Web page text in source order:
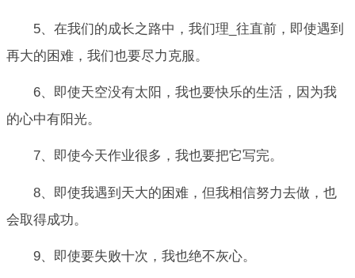
5、在我们的成长之路中，我们理_往直前，即使遇到
再大的困难，我们也要尽力克服。
6、即使天空没有太阳，我也要快乐的生活，因为我
的心中有阳光。
7、即使今天作业很多，我也要把它写完。
8、即使我遇到天大的困难，但我相信努力去做，也
会取得成功。
9、即使要失败十次，我也绝不灰心。